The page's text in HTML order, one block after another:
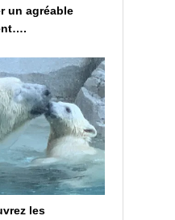
un agréable
les